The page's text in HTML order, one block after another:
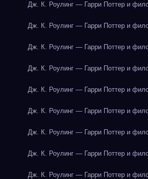
Дж. К. Роулинг — Гарри Поттер и
Дж. К. Роулинг — Гарри Поттер и
Дж. К. Роулинг — Гарри Поттер и
Дж. К. Роулинг — Гарри Поттер и
Дж. К. Роулинг — Гарри Поттер и
Дж. К. Роулинг — Гарри Поттер и
Дж. К. Роулинг — Гарри Поттер и
Дж. К. Роулинг — Гарри Поттер и
Дж. К. Роулинг — Гарри Поттер и